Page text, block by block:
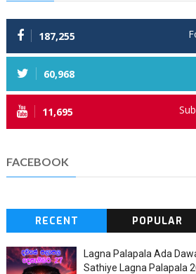
187,255
60,968
11,695
FACEBOOK
RECENT POPULAR
Lagna Palapala Ada
Sathiye Lagna Palapala